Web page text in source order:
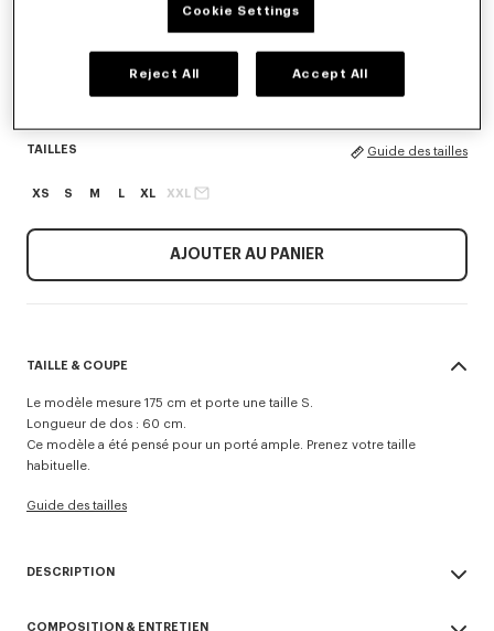
TAILLES Guide des tailles
XS S M L XL XXL
AJOUTER AU PANIER
TAILLE & COUPE
Le modèle mesure 175 cm et porte une taille S.
Longueur de dos : 60 cm.
Ce modèle a été pensé pour un porté ample. Prenez votre taille
habituelle.
Guide des tailles
DESCRIPTION
COMPOSITION & ENTRETIEN
Cookie Settings
Reject All Accept All